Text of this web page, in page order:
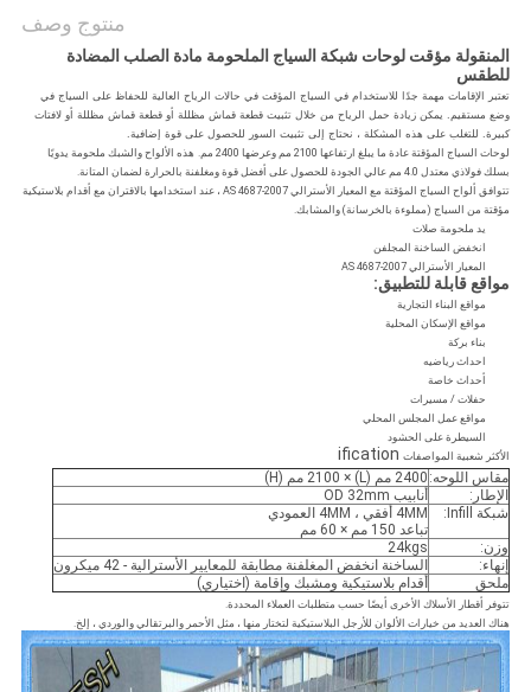
منتوج وصف
المنقولة مؤقت لوحات شبكة السياج الملحومة مادة الصلب المضادة
للطقس
تعتبر الإقامات مهمة جدًا للاستخدام في السياج المؤقت في حالات الرياح العالية للحفاظ على السياج في
وضع مستقيم. يمكن زيادة حمل الرياح من خلال تثبيت قطعة قماش مظللة أو قطعة قماش مظللة أو لافتات
كبيرة. للتغلب على هذه المشكلة ، نحتاج إلى تثبيت السور للحصول على قوة إضافية.
لوحات السياج المؤقتة عادة ما يبلغ ارتفاعها 2100 مم وعرضها 2400 مم.
هذه الألواح والشبك ملحومة يدويًا
بسلك فولاذي معتدل 4.0 مم عالي الجودة للحصول على أفضل قوة ومغلفنة بالحرارة لضمان المتانة.
تتوافق ألواح السياج المؤقتة مع المعيار الأسترالي AS 4687-2007 ، عند استخدامها بالاقتران مع أقدام بلاستيكية
مؤقتة من السياج (مملوءة بالخرسانة) والمشابك.
يد ملحومة صلات
انخفض الساخنة المجلفن
المعيار الأسترالي AS 4687-2007
مواقع قابلة للتطبيق:
مواقع البناء التجارية
مواقع الإسكان المحلية
بناء بركة
احداث رياضيه
أحداث خاصة
حفلات / مسيرات
مواقع عمل المجلس المحلي
السيطرة على الحشود
الأكثر شعبية المواصفاتification
مقاس اللوحه: 2400 مم (L) × 2100 مم (H)
الإطار:
أنابيب OD 32mm
شبكة Infill:
4MM أفقي ، 4MM العمودي
تباعد 150 مم × 60 مم
وزن:
24kgs
إنهاء:
الساخنة انخفض المغلفنة مطابقة للمعايير الأسترالية - 42 ميكرون
ملحق
أقدام بلاستيكية ومشبك وإقامة (اختياري)
تتوفر أقطار الأسلاك الأخرى أيضًا حسب متطلبات العملاء المحددة.
هناك العديد من خيارات الألوان للأرجل البلاستيكية لتختار منها ، مثل الأحمر والبرتقالي والوردي ، إلخ.